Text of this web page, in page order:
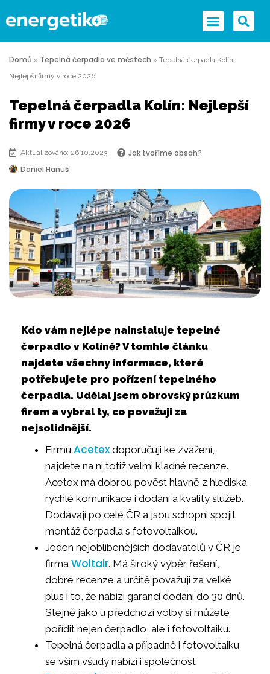
Domů » Tepelná čerpadla ve městech » Tepelná čerpadla Kolín:
Nejlepší firmy v roce 2026
Tepelná čerpadla Kolín: Nejlepší
firmy v roce 2026
Aktualizováno: 26.10.2023
Jak tvoříme obsah?
Daniel Hanuš
Kdo vám nejlépe nainstaluje tepelné
čerpadlo v Kolíně? V tomhle článku
najdete všechny informace, které
potřebujete pro pořízení tepelného
čerpadla. Udělal jsem obrovský průzkum
firem a vybral ty, co považuji za
nejsolidnější.
Firmu Acetex doporučuji ke zvážení,
najdete na ni totiž velmi kladné recenze.
Acetex má dobrou pověst hlavně z hlediska
rychlé komunikace i dodání a kvality služeb.
Dodávají po celé ČR a jsou schopni spojit
montáž čerpadla s fotovoltaikou.
Jeden nejoblíbenějších dodavatelů v ČR je
firma Woltair. Má široký výběr řešení,
dobré recenze a určitě považuji za velké
plus i to, že nabízí garanci dodání do 30 dnů.
Stejně jako u předchozí volby si můžete
pořídit nejen čerpadlo, ale i fotovoltaiku.
Tepelná čerpadla a případně i fotovoltaiku
se vším všudy nabízí i společnost